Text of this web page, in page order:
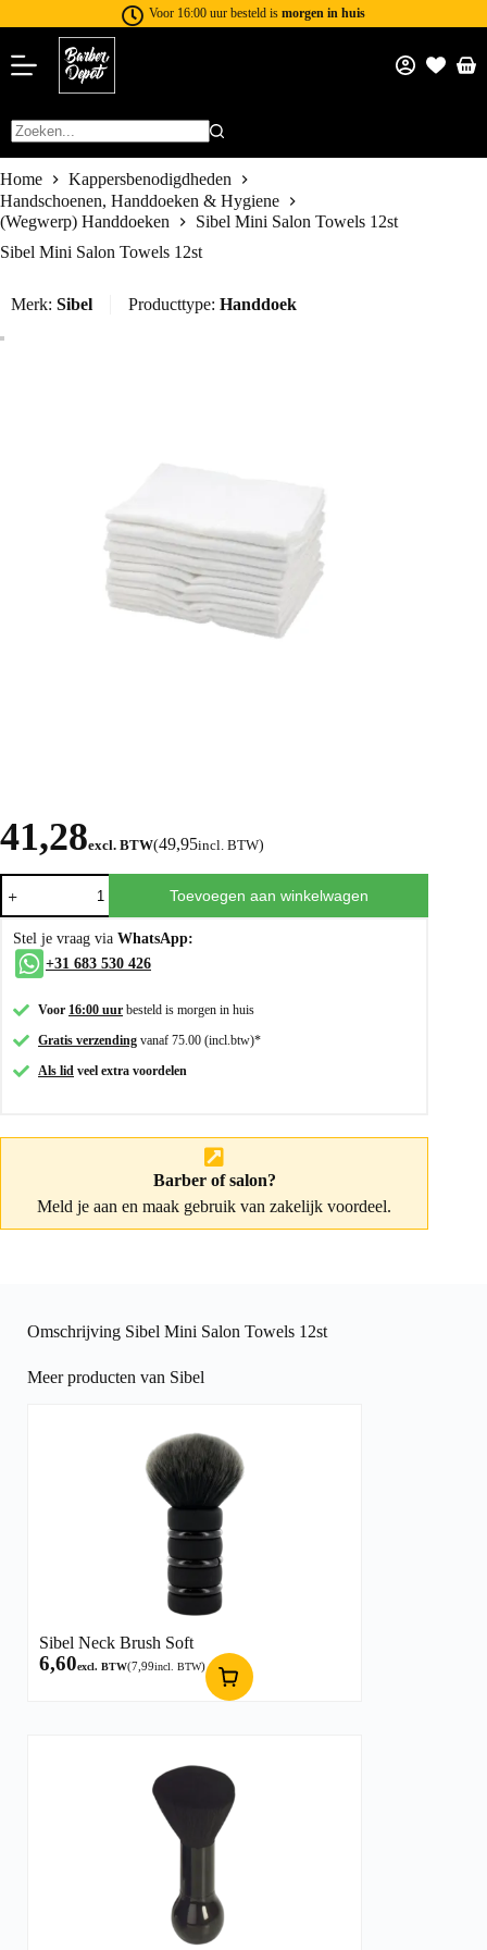
Voor 16:00 uur besteld is morgen in huis
Home
Kappersbenodigdheden
Handschoenen, Handdoeken & Hygiene
(Wegwerp) Handdoeken
Sibel Mini Salon Towels 12st
Sibel Mini Salon Towels 12st
Merk: Sibel Producttype: Handdoek
41,28excl. BTW(49,95incl. BTW)
Toevoegen aan winkelwagen
Stel je vraag via WhatsApp:
+31 683 530 426
Voor 16:00 uur besteld is morgen in huis
Gratis verzending vanaf 75.00 (incl.btw)*
Als lid veel extra voordelen
Barber of salon?
Meld je aan en maak gebruik van zakelijk voordeel.
Omschrijving Sibel Mini Salon Towels 12st
Meer producten van Sibel
Sibel Neck Brush Soft
6,60excl. BTW(7,99incl. BTW)